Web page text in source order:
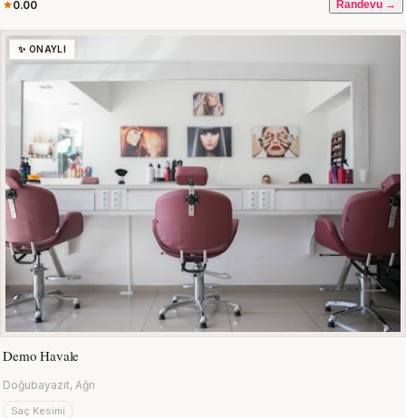
0.00 Randevu →
✨ ONAYLI
Demo Havale
Doğubayazıt, Ağrı
Saç Kesimi